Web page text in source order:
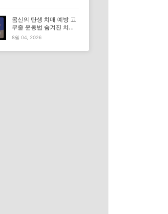
몸신의 탄생 치매 예방 고
무줄 운동법 숨겨진 치매
고위험군｜포스파티딜세
8월 04, 2026